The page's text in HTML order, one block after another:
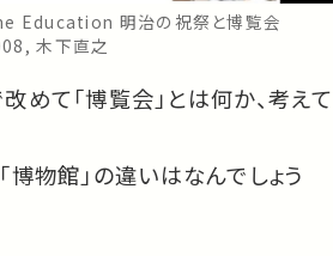
Education 明治の祝祭と博覧会
木下直之
めて「博覧会」とは何か、考えて
博物館」の違いはなんでしょう